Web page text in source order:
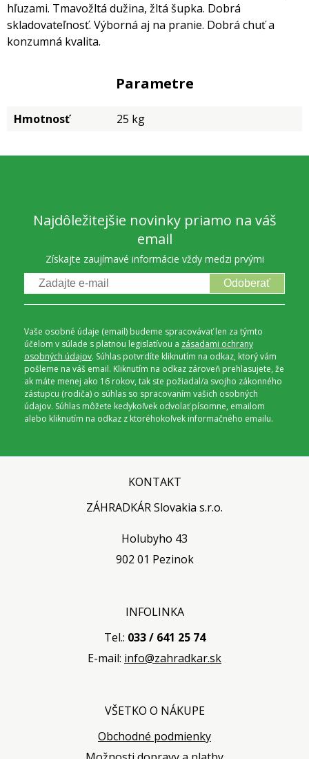
hľuzami. Tmavožltá dužina, žltá šupka. Dobrá
skladovateľnosť. Výborná aj na pranie. Dobrá chuť a
konzumná kvalita.
Parametre
Hmotnosť 25 kg
Najdôležitejšie novinky priamo na váš
email
Získajte zaujímavé informácie vždy medzi prvými
Odoberať
Vaše osobné údaje (email) budeme spracovávať len za týmto
účelom v súlade s platnou legislatívou a zásadami ochrany
osobných údajov. Súhlas potvrdíte kliknutím na odkaz, ktorý vám
pošleme na váš email. Kliknutím na odkaz zároveň prehlasujete, že
ak máte menej ako 16 rokov, tak ste požiadal/a svojho zákonného
zástupcu (rodiča) o súhlas so spracovaním vašich osobných
údajov. Súhlas môžete kedykoľvek odvolať písomne, emailom
alebo kliknutím na odkaz z ktoréhokoľvek informačného emailu.
KONTAKT
ZÁHRADKÁR Slovakia s.r.o.
Holubyho 43
902 01 Pezinok
INFOLINKA
Tel.: 033 / 641 25 74
E-mail: info@zahradkar.sk
VŠETKO O NÁKUPE
Obchodné podmienky